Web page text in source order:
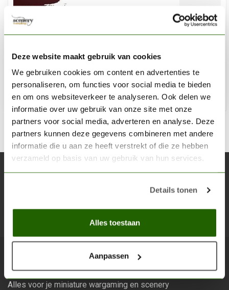
Deze website maakt gebruik van cookies
We gebruiken cookies om content en advertenties te
personaliseren, om functies voor social media te bieden
en om ons websiteverkeer te analyseren. Ook delen we
informatie over uw gebruik van onze site met onze
partners voor social media, adverteren en analyse. Deze
partners kunnen deze gegevens combineren met andere
informatie die u aan ze heeft verstrekt of die ze hebben
verzameld op basis van uw gebruik van hun services.
Details tonen
Alles toestaan
Aanpassen
CITADEL
Carroburg Crimson - Shade Paint - 18ml - 24-13
€6,30
Op voorraad
Abonneer je op onze nieuwsbrief
Blijf op de hoogte over onze laatste acties
Scenery Workshop BV
Alles voor je miniature wargaming en scenery